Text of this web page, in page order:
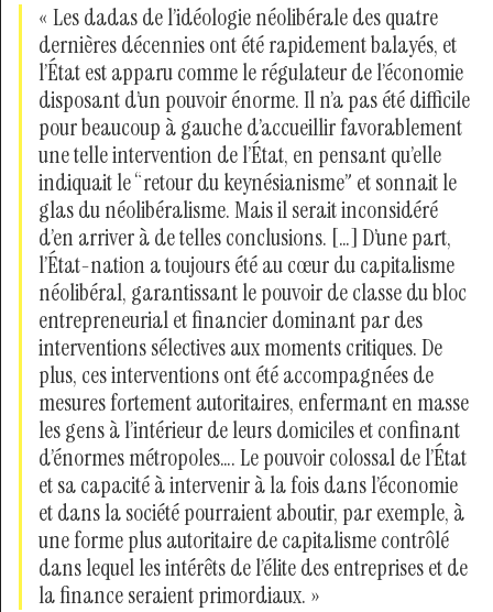
« Les dadas de l’idéologie néolibérale des quatre
dernières décennies ont été rapidement balayés, et
l’État est apparu comme le régulateur de l’économie
disposant d’un pouvoir énorme. Il n’a pas été difficile
pour beaucoup à gauche d’accueillir favorablement
une telle intervention de l’État, en pensant qu’elle
indiquait le “retour du keynésianisme” et sonnait le
glas du néolibéralisme. Mais il serait inconsidéré
d’en arriver à de telles conclusions. […] D’une part,
l’État-nation a toujours été au cœur du capitalisme
néolibéral, garantissant le pouvoir de classe du bloc
entrepreneurial et financier dominant par des
interventions sélectives aux moments critiques. De
plus, ces interventions ont été accompagnées de
mesures fortement autoritaires, enfermant en masse
les gens à l’intérieur de leurs domiciles et confinant
d’énormes métropoles…. Le pouvoir colossal de l’État
et sa capacité à intervenir à la fois dans l’économie
et dans la société pourraient aboutir, par exemple, à
une forme plus autoritaire de capitalisme contrôlé
dans lequel les intérêts de l’élite des entreprises et de
la finance seraient primordiaux. »